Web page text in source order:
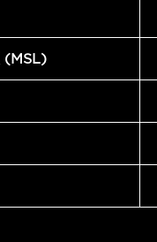
(MSL)